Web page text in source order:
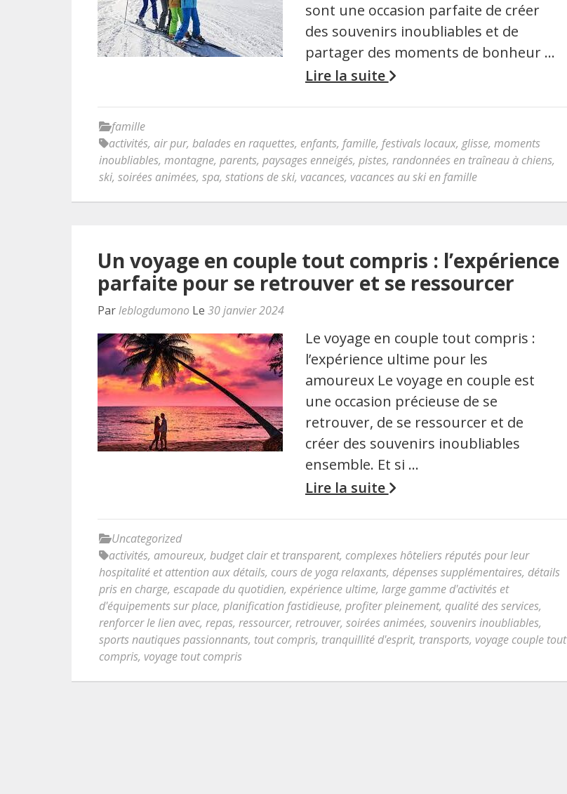
sont une occasion parfaite de créer
des souvenirs inoubliables et de
partager des moments de bonheur …
Lire la suite
famille
activités, air pur, balades en raquettes, enfants, famille, festivals locaux, glisse, moments
inoubliables, montagne, parents, paysages enneigés, pistes, randonnées en traîneau à chiens,
ski, soirées animées, spa, stations de ski, vacances, vacances au ski en famille
Un voyage en couple tout compris : l’expérience
parfaite pour se retrouver et se ressourcer
Parleblogdumono Le 30 janvier 2024
Le voyage en couple tout compris :
l’expérience ultime pour les
amoureux Le voyage en couple est
une occasion précieuse de se
retrouver, de se ressourcer et de
créer des souvenirs inoubliables
ensemble. Et si …
Lire la suite
Uncategorized
activités, amoureux, budget clair et transparent, complexes hôteliers réputés pour leur
hospitalité et attention aux détails, cours de yoga relaxants, dépenses supplémentaires, détails
pris en charge, escapade du quotidien, expérience ultime, large gamme d'activités et
d'équipements sur place, planification fastidieuse, profiter pleinement, qualité des services,
renforcer le lien avec, repas, ressourcer, retrouver, soirées animées, souvenirs inoubliables,
sports nautiques passionnants, tout compris, tranquillité d'esprit, transports, voyage couple tout
compris, voyage tout compris